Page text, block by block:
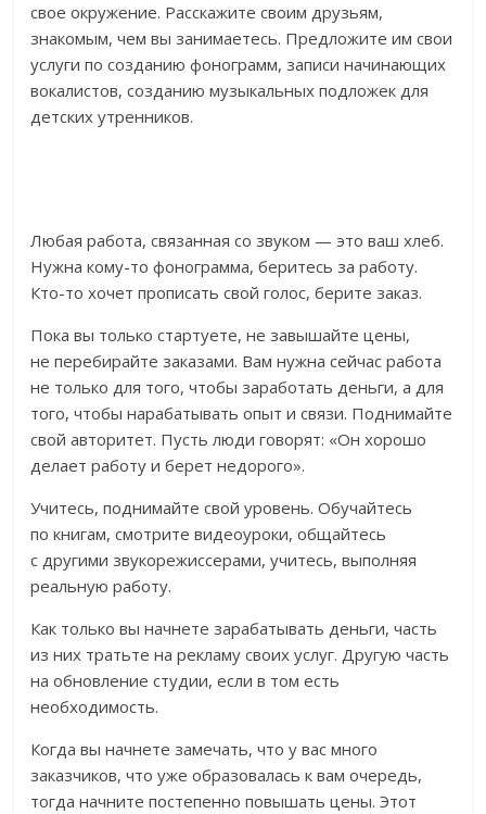
свое окружение. Расскажите своим друзьям,
знакомым, чем вы занимаетесь. Предложите им свои
услуги по созданию фонограмм, записи начинающих
вокалистов, созданию музыкальных подложек для
детских утренников.
Любая работа, связанная со звуком — это ваш хлеб.
Нужна кому-то фонограмма, беритесь за работу.
Кто-то хочет прописать свой голос, берите заказ.
Пока вы только стартуете, не завышайте цены,
не перебирайте заказами. Вам нужна сейчас работа
не только для того, чтобы заработать деньги, а для
того, чтобы нарабатывать опыт и связи. Поднимайте
свой авторитет. Пусть люди говорят: «Он хорошо
делает работу и берет недорого».
Учитесь, поднимайте свой уровень. Обучайтесь
по книгам, смотрите видеоуроки, общайтесь
с другими звукорежиссерами, учитесь, выполняя
реальную работу.
Как только вы начнете зарабатывать деньги, часть
из них тратьте на рекламу своих услуг. Другую часть
на обновление студии, если в том есть
необходимость.
Когда вы начнете замечать, что у вас много
заказчиков, что уже образовалась к вам очередь,
тогда начните постепенно повышать цены. Этот